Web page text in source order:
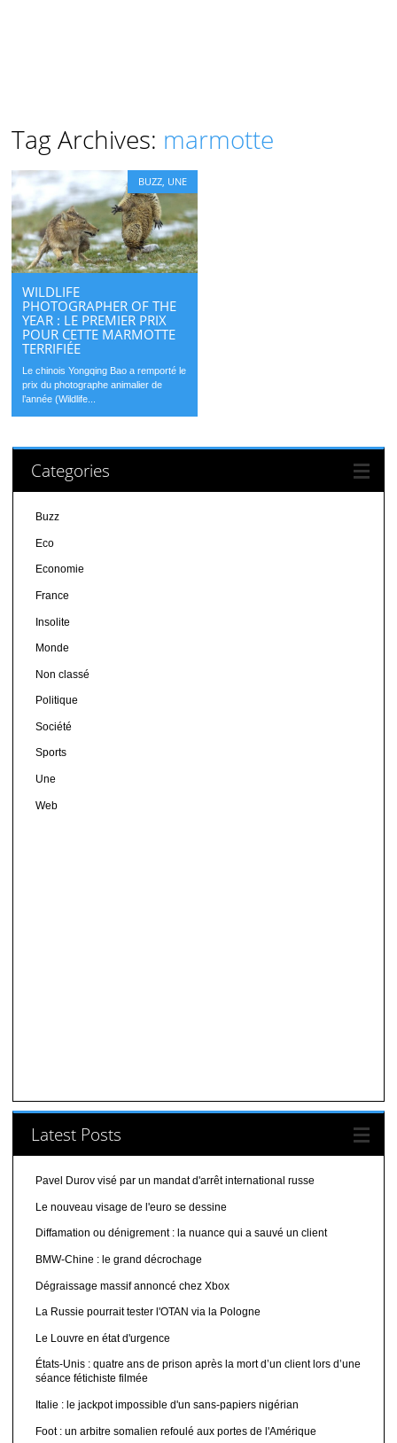
Tag Archives: marmotte
BUZZ UNE
WILDLIFE
PHOTOGRAPHER OF THE
YEAR : LE PREMIER PRIX
POUR CETTE MARMOTTE
TERRIFIÉE
Le chinois Yongqing Bao a remporté le
prix du photographe animalier de
l’année (Wildlife...
Categories
Buzz
Eco
Economie
France
Insolite
Monde
Non classé
Politique
Société
Sports
Une
Web
Latest Posts
Pavel Durov visé par un mandat d'arrêt international russe
Le nouveau visage de l'euro se dessine
Diffamation ou dénigrement : la nuance qui a sauvé un client
BMW-Chine : le grand décrochage
Dégraissage massif annoncé chez Xbox
La Russie pourrait tester l'OTAN via la Pologne
Le Louvre en état d'urgence
États-Unis : quatre ans de prison après la mort d’un client lors d’une
séance fétichiste filmée
Italie : le jackpot impossible d'un sans-papiers nigérian
Foot : un arbitre somalien refoulé aux portes de l'Amérique